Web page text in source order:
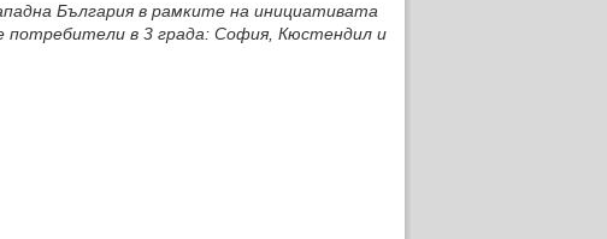
България в рамките на инициативата
в 3 града: София, Кюстендил и